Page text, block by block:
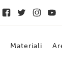
Materiali